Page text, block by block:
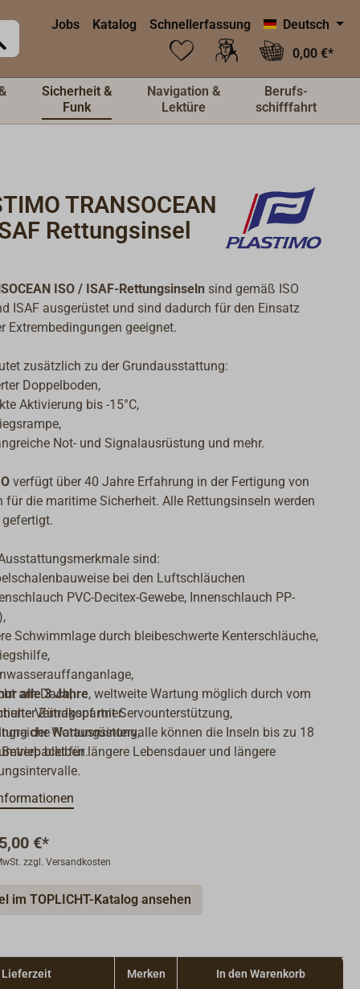
Jobs Katalog Schnellerfassung
Deutsch
0,00 €*
Sicherheit &
Funk
Navigation &
Lektüre
Berufs-
schifffahrt
TRANSOCEAN
Rettungsinsel
ISO / ISAF-Rettungsinseln sind gemäß ISO
ISAF ausgerüstet und sind dadurch für den Einsatz
Extrembedingungen geeignet.
zusätzlich zu der Grundausstattung:
Doppelboden,
Aktivierung bis -15°C,
Not- und Signalausrüstung und mehr.
verfügt über 40 Jahre Erfahrung in der Fertigung von
für die maritime Sicherheit. Alle Rettungsinseln werden
sind:
bei den Luftschläuchen
PVC-Decitex-Gewebe, Innenschlauch PP-
Schwimmlage durch bleibeschwerte Kenterschläuche,
am Dach,
Zündkopf mit Servounterstützung,
Notausrüstung,
für längere Lebensdauer und längere
alle 3 Jahre, weltweite Wartung möglich durch vom
Vertragspartner.
der Wartungsintervalle können die Inseln bis zu 18
bleiben.
festen Container.
hier aufgeführten Rettungsinseln liefern wir auch gern
Sie unser Angebot an.
€*
zzgl. Versandkosten
im TOPLICHT-Katalog ansehen
Lieferzeit Merken In den Warenkorb